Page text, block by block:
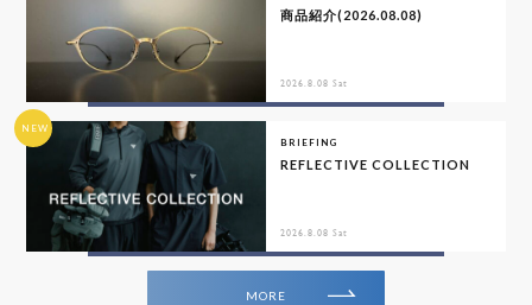
商品紹介(2026.08.08)
2026.8.08 Sat
NEW
BRIEFING
REFLECTIVE COLLECTION
2026.8.08 Sat
MORE